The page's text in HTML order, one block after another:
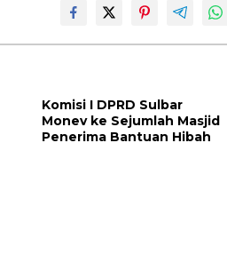
Komisi I DPRD Sulbar
Monev ke Sejumlah Masjid
Penerima Bantuan Hibah